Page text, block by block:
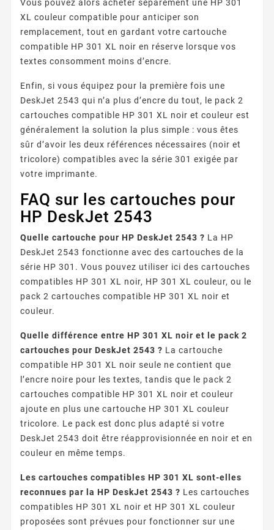
Vous pouvez alors acheter séparément une HP 301
XL couleur compatible pour anticiper son
remplacement, tout en gardant votre cartouche
compatible HP 301 XL noir en réserve lorsque vos
textes consomment moins d’encre.
Enfin, si vous équipez pour la première fois une
DeskJet 2543 qui n’a plus d’encre du tout, le pack 2
cartouches compatible HP 301 XL noir et couleur est
généralement la solution la plus simple : vous êtes
sûr d’avoir les deux références nécessaires (noir et
tricolore) compatibles avec la série 301 exigée par
votre imprimante.
FAQ sur les cartouches pour
HP DeskJet 2543
Quelle cartouche pour HP DeskJet 2543 ? La HP
DeskJet 2543 fonctionne avec des cartouches de la
série HP 301. Vous pouvez utiliser ici des cartouches
compatibles HP 301 XL noir, HP 301 XL couleur, ou le
pack 2 cartouches compatible HP 301 XL noir et
couleur.
Quelle différence entre HP 301 XL noir et le pack 2
cartouches pour DeskJet 2543 ? La cartouche
compatible HP 301 XL noir seule ne contient que
l’encre noire pour les textes, tandis que le pack 2
cartouches compatible HP 301 XL noir et couleur
ajoute en plus une cartouche HP 301 XL couleur
tricolore. Le pack est donc plus adapté si votre
DeskJet 2543 doit être réapprovisionnée en noir et en
couleur en même temps.
Les cartouches compatibles HP 301 XL sont-elles
reconnues par la HP DeskJet 2543 ? Les cartouches
compatibles HP 301 XL noir et HP 301 XL couleur
proposées sont prévues pour fonctionner sur une